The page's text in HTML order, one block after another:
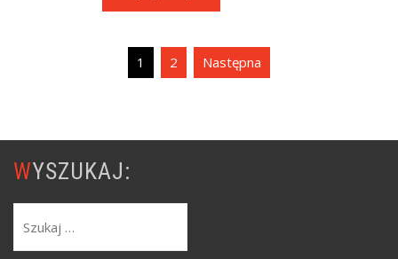
1 2 Następna
WYSZUKAJ: